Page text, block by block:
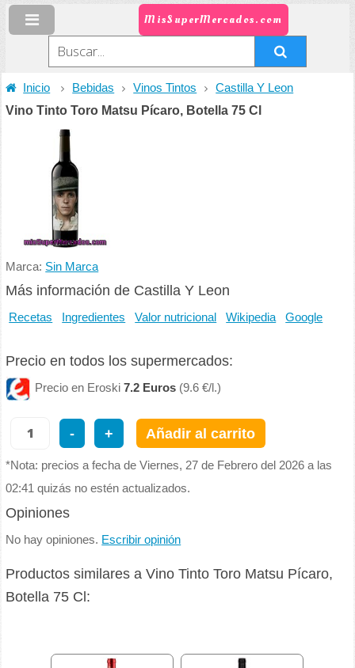
MisSuperMercados.com
Inicio Bebidas Vinos Tintos Castilla Y Leon
Vino Tinto Toro Matsu Pícaro, Botella 75 Cl
Marca: Sin Marca
Más información de Castilla Y Leon
Recetas Ingredientes Valor nutricional Wikipedia Google
Precio en todos los supermercados:
Precio en Eroski7.2 Euros (9.6 €/l.)
- + Añadir al carrito
*Nota: precios a fecha de Viernes, 27 de Febrero del 2026 a las
02:41 quizás no estén actualizados.
Opiniones
No hay opiniones. Escribir opinión
Productos similares a Vino Tinto Toro Matsu Pícaro,
Botella 75 Cl: